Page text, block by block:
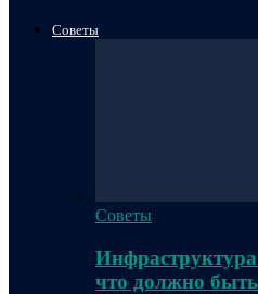
Советы
Советы
что должно